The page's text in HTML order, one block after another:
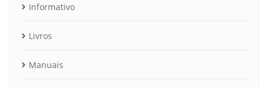
Informativo
Livros
Manuais